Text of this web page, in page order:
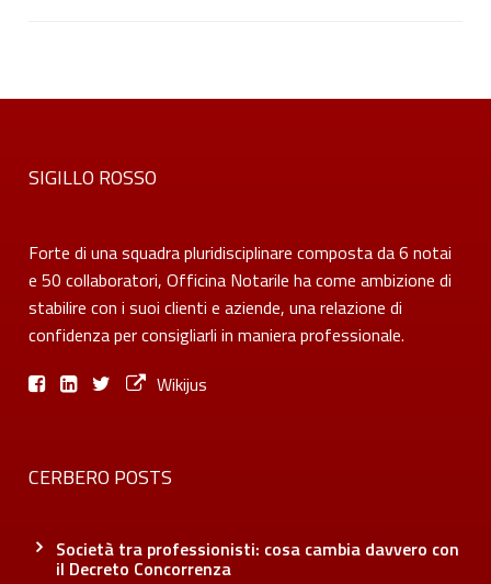
SIGILLO ROSSO
Forte di una squadra pluridisciplinare composta da 6 notai
e 50 collaboratori, Officina Notarile ha come ambizione di
stabilire con i suoi clienti e aziende, una relazione di
confidenza per consigliarli in maniera professionale.
Wikijus
CERBERO POSTS
Società tra professionisti: cosa cambia davvero con
il Decreto Concorrenza